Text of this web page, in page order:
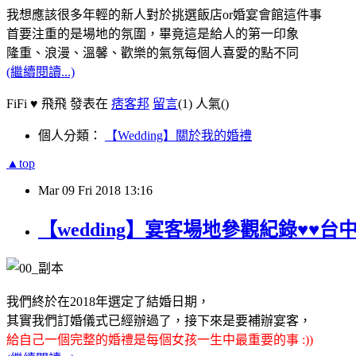
我想應該很多年輕的新人對於挑選飯店or婚宴會館這件事
首要注重的是場地的氛圍，畢竟這是給人的第一印象
隆重、浪漫、溫馨、歡樂的氣氛每個人喜愛的點不同
(繼續閱讀...)
FiFi ♥ 飛飛 發表在 痞客邦 留言(1) 人氣()
個人分類： 【Wedding】關於我的婚禮
▲top
Mar 09 Fri 2018 13:16
【wedding】宴客場地參觀紀錄♥♥台
我們終於在2018年選定了結婚日期，
其實我們訂婚儀式已經辦過了，接下來是要補辦宴客，
給自己一個完整的婚禮是每個女孩一生中最重要的事 :))